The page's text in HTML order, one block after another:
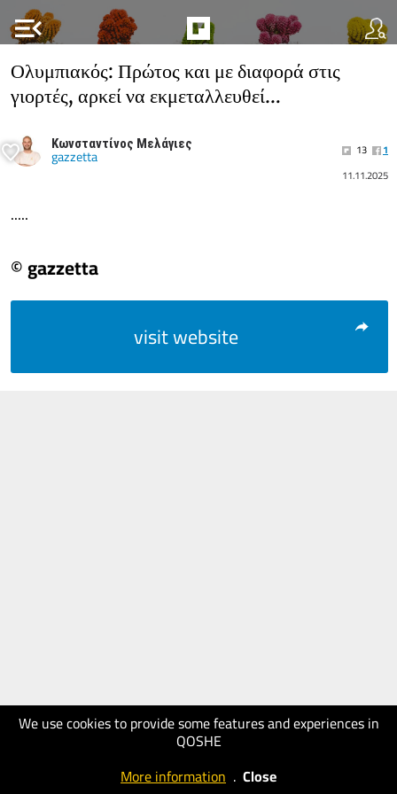
menu_open
We use cookies to provide some features and experiences in
QOSHE
More information . Close
Ολυμπιακός: Πρώτος και με διαφορά στις
γιορτές, αρκεί να εκμεταλλευθεί…
Κωνσταντίνος Μελάγιες
gazzetta 13
1
11.11.2025
.....
© gazzetta
visit website